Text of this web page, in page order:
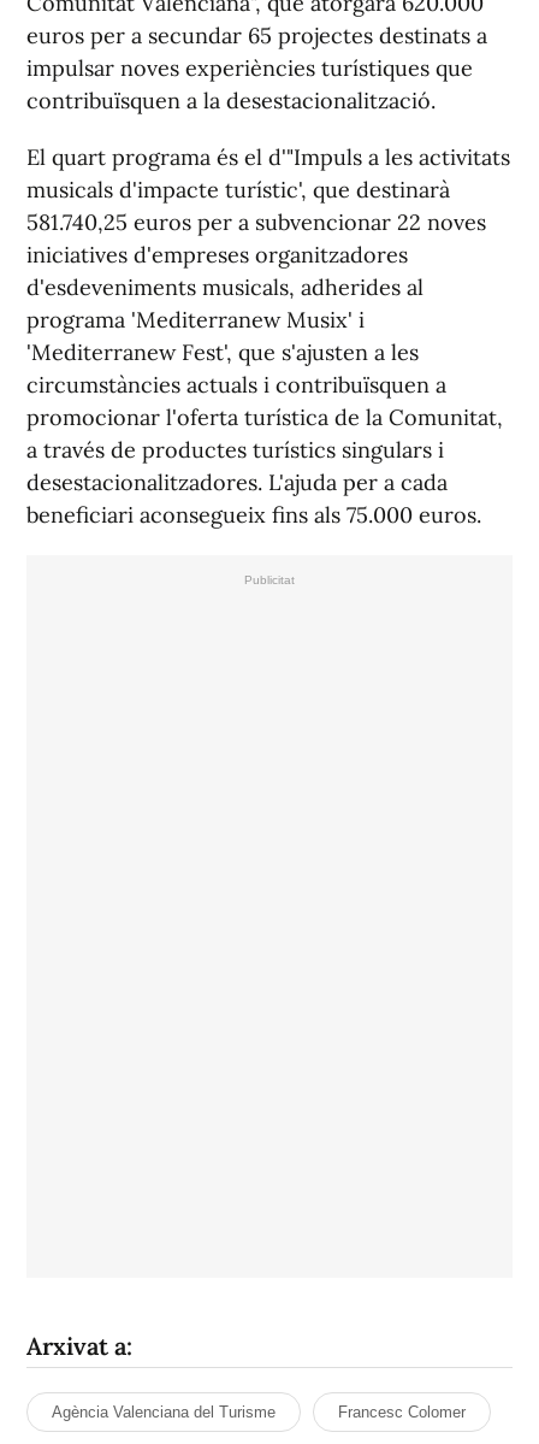
euros per a secundar 65 projectes destinats a
impulsar noves experiències turístiques que
contribuïsquen a la desestacionalització.
El quart programa és el d'"Impuls a les activitats
musicals d'impacte turístic', que destinarà
581.740,25 euros per a subvencionar 22 noves
iniciatives d'empreses organitzadores
d'esdeveniments musicals, adherides al
programa 'Mediterranew Musix' i
'Mediterranew Fest', que s'ajusten a les
circumstàncies actuals i contribuïsquen a
promocionar l'oferta turística de la Comunitat,
a través de productes turístics singulars i
desestacionalitzadores. L'ajuda per a cada
beneficiari aconsegueix fins als 75.000 euros.
Arxivat a:
Agència Valenciana del Turisme Francesc Colomer